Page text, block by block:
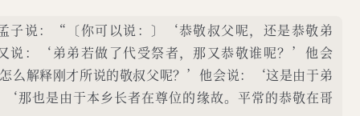
子说：“〔你可以说：〕‘恭敬叔父呢，还是恭敬弟
：‘弟弟若做了代受祭者，那又恭敬谁呢？’他会
解释刚才所说的敬叔父呢？’他会说：‘这是由于弟
那也是由于本乡长者在尊位的缘故。平常的恭敬在哥